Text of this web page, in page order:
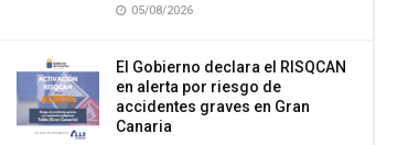
05/08/2026
El Gobierno declara el RISQCAN
en alerta por riesgo de
accidentes graves en Gran
Canaria